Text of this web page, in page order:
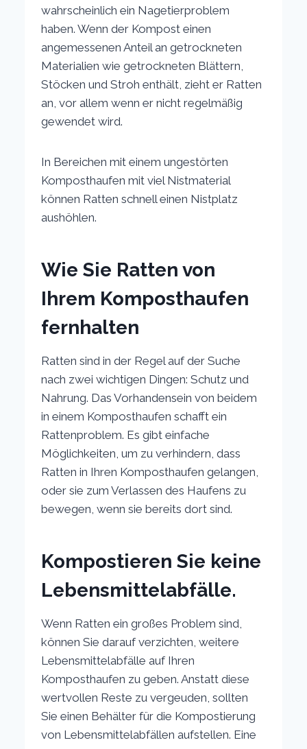
wahrscheinlich ein Nagetierproblem
haben. Wenn der Kompost einen
angemessenen Anteil an getrockneten
Materialien wie getrockneten Blättern,
Stöcken und Stroh enthält, zieht er Ratten
an, vor allem wenn er nicht regelmäßig
gewendet wird.
In Bereichen mit einem ungestörten
Komposthaufen mit viel Nistmaterial
können Ratten schnell einen Nistplatz
aushöhlen.
Wie Sie Ratten von
Ihrem Komposthaufen
fernhalten
Ratten sind in der Regel auf der Suche
nach zwei wichtigen Dingen: Schutz und
Nahrung. Das Vorhandensein von beidem
in einem Komposthaufen schafft ein
Rattenproblem. Es gibt einfache
Möglichkeiten, um zu verhindern, dass
Ratten in Ihren Komposthaufen gelangen,
oder sie zum Verlassen des Haufens zu
bewegen, wenn sie bereits dort sind.
Kompostieren Sie keine
Lebensmittelabfälle.
Wenn Ratten ein großes Problem sind,
können Sie darauf verzichten, weitere
Lebensmittelabfälle auf Ihren
Komposthaufen zu geben. Anstatt diese
wertvollen Reste zu vergeuden, sollten
Sie einen Behälter für die Kompostierung
von Lebensmittelabfällen aufstellen. Eine